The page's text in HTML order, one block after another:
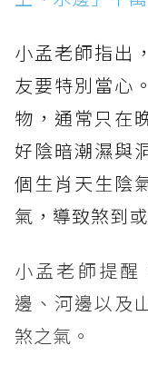
小孟老師指出
友要特別當心
物，通常只在
好陰暗潮濕與
個生肖天生陰
氣，導致煞到
小孟老師提
邊、河邊以及
煞之氣。